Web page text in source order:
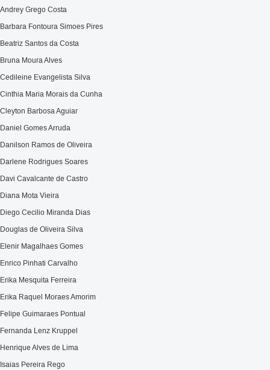
Andrey Grego Costa
Barbara Fontoura Simoes Pires
Beatriz Santos da Costa
Bruna Moura Alves
Cedileine Evangelista Silva
Cinthia Maria Morais da Cunha
Cleyton Barbosa Aguiar
Daniel Gomes Arruda
Danilson Ramos de Oliveira
Darlene Rodrigues Soares
Davi Cavalcante de Castro
Diana Mota Vieira
Diego Cecilio Miranda Dias
Douglas de Oliveira Silva
Elenir Magalhaes Gomes
Enrico Pinhati Carvalho
Erika Mesquita Ferreira
Erika Raquel Moraes Amorim
Felipe Guimaraes Pontual
Fernanda Lenz Kruppel
Henrique Alves de Lima
Isaias Pereira Rego